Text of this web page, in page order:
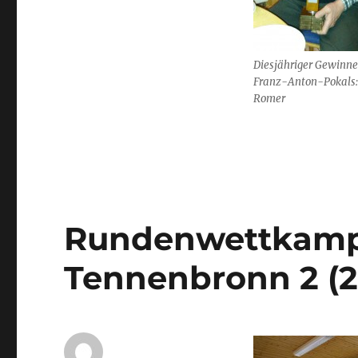
Diesjähriger
Franz-Anton-Pokals:
Romer
Tennenbronn 2